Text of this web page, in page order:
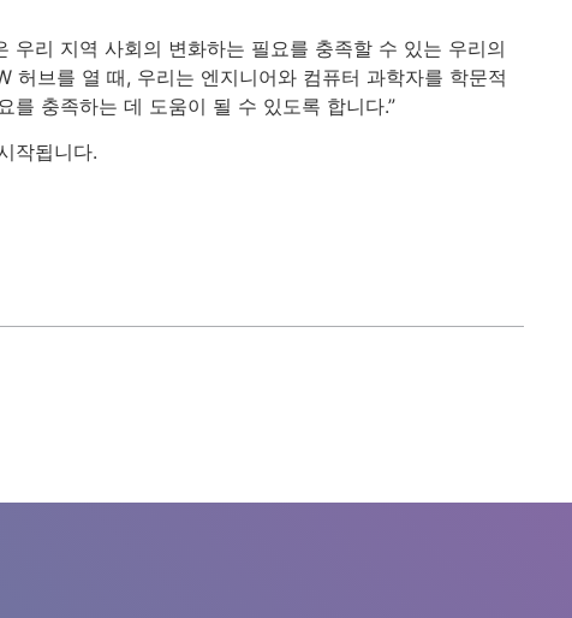
리 지역 사회의 변화하는 필요를 충족할 수 있는 우리의
허브를 열 때, 우리는 엔지니어와 컴퓨터 과학자를 학문적
충족하는 데 도움이 될 수 있도록 합니다.”
작됩니다.